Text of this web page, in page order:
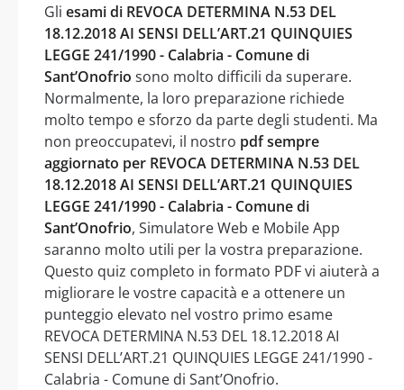
Gli esami di REVOCA DETERMINA N.53 DEL
18.12.2018 AI SENSI DELL’ART.21 QUINQUIES
LEGGE 241/1990 - Calabria - Comune di
Sant’Onofrio sono molto difficili da superare.
Normalmente, la loro preparazione richiede
molto tempo e sforzo da parte degli studenti. Ma
non preoccupatevi, il nostro pdf sempre
aggiornato per REVOCA DETERMINA N.53 DEL
18.12.2018 AI SENSI DELL’ART.21 QUINQUIES
LEGGE 241/1990 - Calabria - Comune di
Sant’Onofrio, Simulatore Web e Mobile App
saranno molto utili per la vostra preparazione.
Questo quiz completo in formato PDF vi aiuterà a
migliorare le vostre capacità e a ottenere un
punteggio elevato nel vostro primo esame
REVOCA DETERMINA N.53 DEL 18.12.2018 AI
SENSI DELL’ART.21 QUINQUIES LEGGE 241/1990 -
Calabria - Comune di Sant’Onofrio.